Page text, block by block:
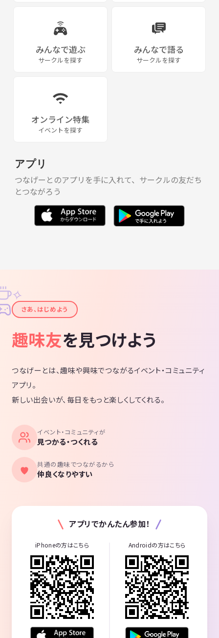
みんなで遊ぶ
サークルを探す
みんなで語る
サークルを探す
オンライン特集
イベントを探す
アプリ
つなげーとのアプリを手に入れて、サークルの友だち
とつながろう
✦
✧
さあ、はじめよう
趣味友を見つけよう
つなげーとは、趣味や興味でつながるイベント・コミュニティ
アプリ。
新しい出会いが、毎日をもっと楽しくしてくれる。
イベント・コミュニティが
見つかる・つくれる
共通の趣味でつながるから
仲良くなりやすい
アプリでかんたん参加！
iPhoneの方はこちら Androidの方はこちら